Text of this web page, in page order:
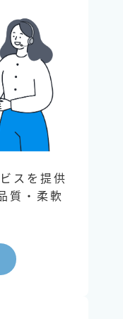
スを提供
質・柔軟